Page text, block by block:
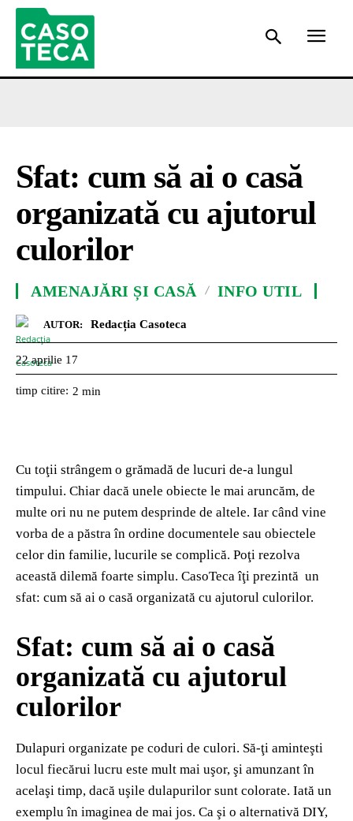
Sfat: cum să ai o casă
organizată cu ajutorul
culorilor
AMENAJĂRI ȘI CASĂ INFO UTIL
AUTOR: Redacția Casoteca
22 aprilie 17
timp citire: 2 min
Cu toţii strângem o grămadă de lucuri de-a lungul
timpului. Chiar dacă unele obiecte le mai aruncăm, de
multe ori nu ne putem desprinde de altele. Iar când vine
vorba de a păstra în ordine documentele sau obiectele
celor din familie, lucurile se complică. Poţi rezolva
această dilemă foarte simplu. CasoTeca îţi prezintă un
sfat: cum să ai o casă organizată cu ajutorul culorilor.
Sfat: cum să ai o casă
organizată cu ajutorul
culorilor
Dulapuri organizate pe coduri de culori. Să-ţi aminteşti
locul fiecărui lucru este mult mai uşor, şi amunzant în
acelaşi timp, dacă uşile dulapurilor sunt colorate. Iată un
exemplu în imaginea de mai jos. Ca şi o alternativă DIY,